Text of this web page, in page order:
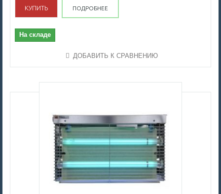
КУПИТЬ ПОДРОБНЕЕ
На складе
ДОБАВИТЬ К СРАВНЕНИЮ